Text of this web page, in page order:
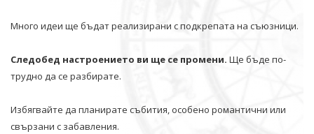
Много идеи ще бъдат реализирани с подкрепата на съюзници.
Следобед настроението ви ще се промени. Ще бъде по-
трудно да се разбирате.
Избягвайте да планирате събития, особено романтични или
свързани с забавления.